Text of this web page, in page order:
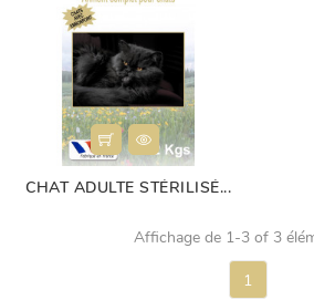
CHAT ADULTE STÉRILISÉ...
Affichage de 1-3 of 3
1